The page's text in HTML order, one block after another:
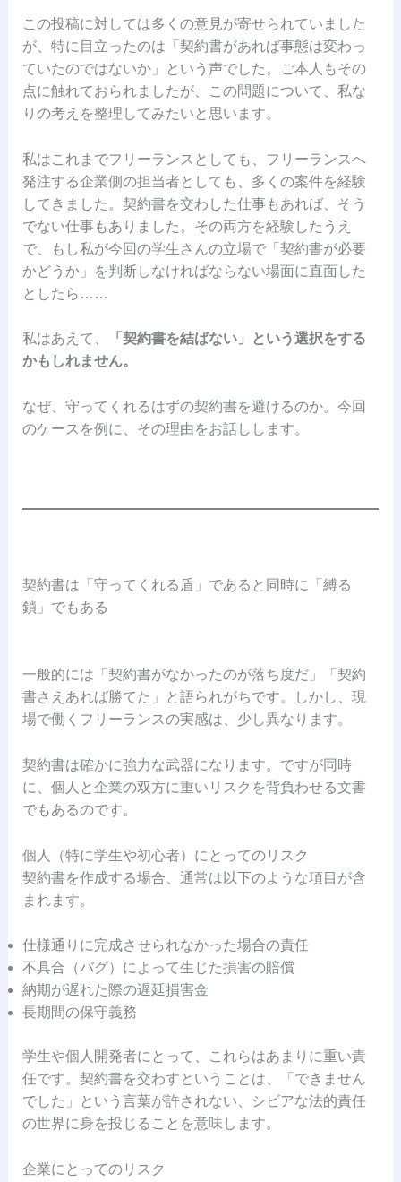
この投稿に対しては多くの意見が寄せられていました
が、特に目立ったのは「契約書があれば事態は変わっ
ていたのではないか」という声でした。ご本人もその
点に触れておられましたが、この問題について、私な
りの考えを整理してみたいと思います。
私はこれまでフリーランスとしても、フリーランスへ
発注する企業側の担当者としても、多くの案件を経験
してきました。契約書を交わした仕事もあれば、そう
でない仕事もありました。その両方を経験したうえ
で、もし私が今回の学生さんの立場で「契約書が必要
かどうか」を判断しなければならない場面に直面した
としたら……
私はあえて、
「契約書を結ばない」という選択をする
かもしれません。
なぜ、守ってくれるはずの契約書を避けるのか。今回
のケースを例に、その理由をお話しします。
契約書は「守ってくれる盾」であると同時に「縛る
鎖」でもある
一般的には「契約書がなかったのが落ち度だ」「契約
書さえあれば勝てた」と語られがちです。しかし、現
場で働くフリーランスの実感は、少し異なります。
契約書は確かに強力な武器になります。ですが同時
に、個人と企業の双方に重いリスクを背負わせる文書
でもあるのです。
個人（特に学生や初心者）にとってのリスク
契約書を作成する場合、通常は以下のような項目が含
まれます。
仕様通りに完成させられなかった場合の責任
不具合（バグ）によって生じた損害の賠償
納期が遅れた際の遅延損害金
長期間の保守義務
学生や個人開発者にとって、これらはあまりに重い責
任です。契約書を交わすということは、「できません
でした」という言葉が許されない、シビアな法的責任
の世界に身を投じることを意味します。
企業にとってのリスク